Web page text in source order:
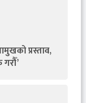
प्रस्ताव,
गरौँ’